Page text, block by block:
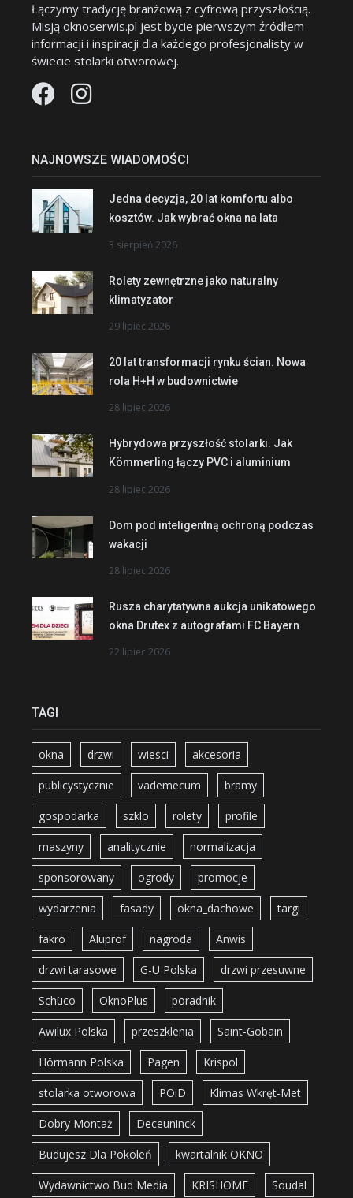
Łączymy tradycję branżową z cyfrową przyszłością.
Misją oknoserwis.pl jest bycie pierwszym źródłem
informacji i inspiracji dla każdego profesjonalisty w
świecie stolarki otworowej.
NAJNOWSZE WIADOMOŚCI
Jedna decyzja, 20 lat komfortu albo
kosztów. Jak wybrać okna na lata
3 sierpień 2026
Rolety zewnętrzne jako naturalny
klimatyzator
29 lipiec 2026
20 lat transformacji rynku ścian. Nowa
rola H+H w budownictwie
28 lipiec 2026
Hybrydowa przyszłość stolarki. Jak
Kömmerling łączy PVC i aluminium
28 lipiec 2026
Dom pod inteligentną ochroną podczas
wakacji
28 lipiec 2026
Rusza charytatywna aukcja unikatowego
okna Drutex z autografami FC Bayern
22 lipiec 2026
TAGI
okna drzwi wiesci akcesoria
publicystycznie vademecum bramy
gospodarka szklo rolety profile
maszyny analitycznie normalizacja
sponsorowany ogrody promocje
wydarzenia fasady okna_dachowe targi
fakro Aluprof nagroda Anwis
drzwi tarasowe G-U Polska drzwi przesuwne
Schüco OknoPlus poradnik
Awilux Polska przeszklenia Saint-Gobain
Hörmann Polska Pagen Krispol
stolarka otworowa POiD Klimas Wkręt-Met
Dobry Montaż Deceuninck
Budujesz Dla Pokoleń kwartalnik OKNO
Wydawnictwo Bud Media KRISHOME Soudal